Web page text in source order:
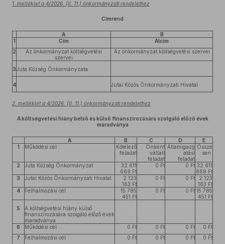
1. melléklet a 4/2026. (II. 11.) önkormányzati rendelethez
Címrend
A
B
1
Cím
Alcím
2
Az önkormányzat költségvetési
szervei
Az önkormányzat költségvetési szervei
3Juta Község Önkormányzata
4 Jutai Közös Önkormányzati Hivatal
2. melléklet a 4/2026. (II. 11.) önkormányzati rendelethez
A költségvetési hiány belső és külső finanszírozására szolgáló előző évek
maradványa
A B C D
E
1
Működési cél
Kötelező
feladat
Önként
vállalt
feladat
Államigazg
atási
feladat
Össze
sen:
2 Juta Község Önkormányzat
32 611
669 Ft
0 Ft 0 Ft 32 611
669 Ft
3
Jutai Közös Önkormányzati Hivatal
2 123
163 Ft
0 Ft 0 Ft
2 123
163 Ft
4
Felhalmozási cél
15 785
451 Ft
0 Ft 0 Ft 15 785
451 Ft
5
A költségvetési hiány külső
finanszírozására szolgáló előző évek
maradványa
6
Működési cél 0 Ft 0 Ft 0 Ft
0 Ft
7
Felhalmozási cél 0 Ft 0 Ft 0 Ft 0 Ft